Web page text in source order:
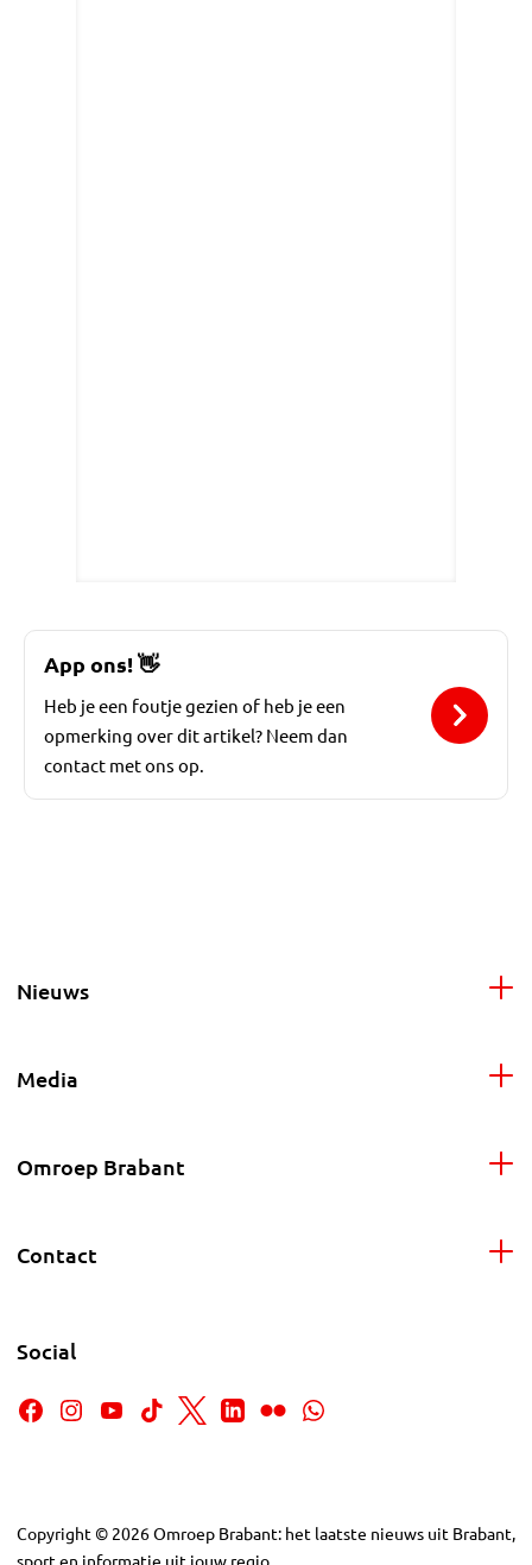
App ons!👋
Heb je een foutje gezien of heb je een
opmerking over dit artikel? Neem dan
contact met ons op.
Nieuws
Media
Omroep Brabant
Contact
Social
Copyright © 2026Omroep Brabant: het laatste nieuws uit Brabant,
sport en informatie uit jouw regio.